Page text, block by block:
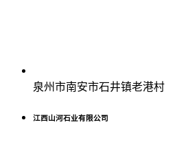
泉州市南安市石井镇老港村
江西山河石业有限公司